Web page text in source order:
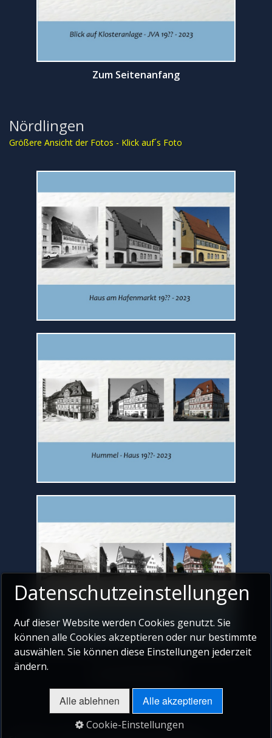
Zum Seitenanfang
Nördlingen
Größere Ansicht der Fotos - Klick auf´s Foto
Datenschutzeinstellungen
Auf dieser Website werden Cookies genutzt. Sie
können alle Cookies akzeptieren oder nur bestimmte
auswählen. Sie können diese Einstellungen jederzeit
ändern.
Alle ablehnen Alle akzeptieren
Cookie-Einstellungen